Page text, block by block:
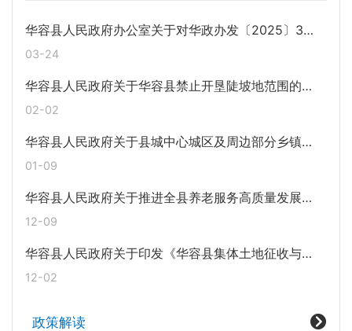
华容县人民政府办公室关于对华政办发〔2025〕3号文件部分内容予以修改的通知
03-24
华容县人民政府关于华容县禁止开垦陡坡地范围的公告
02-02
华容县人民政府关于县城中心城区及周边部分乡镇区域禁止燃放烟花爆竹的通告
01-09
华容县人民政府关于推进全县养老服务高质量发展的实施意见
12-09
华容县人民政府关于印发《华容县集体土地征收与房屋拆迁补偿安置办法》的通知
12-02
政策解读